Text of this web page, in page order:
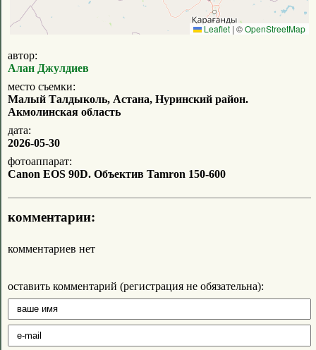
Leaflet | ©OpenStreetMap
автор:
Алан Джулдиев
место съемки:
Малый Талдыколь, Астана, Нуринский район.
Акмолинская область
дата:
2026-05-30
фотоаппарат:
Canon EOS 90D. Объектив Tamron 150-600
комментарии:
комментариев нет
оставить комментарий (регистрация не обязательна):